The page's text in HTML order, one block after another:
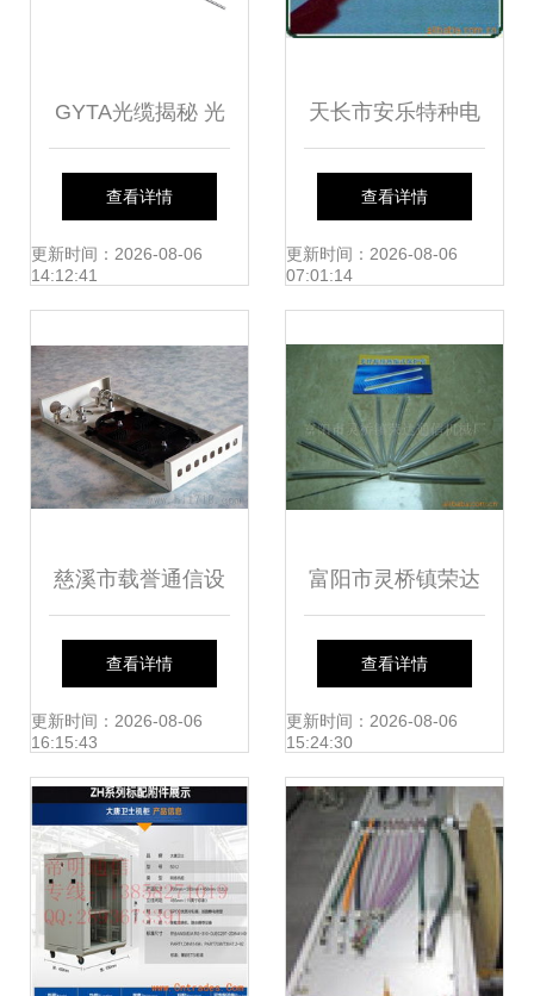
GYTA光缆揭秘 光
纤网络中的明星产
品
查看详情
更新时间：2026-08-06
14:12:41
天长市安乐特种电
缆仪表厂同轴电缆
与光缆产品列表
查看详情
更新时间：2026-08-06
07:01:14
慈溪市载誉通信设
备厂 24芯光缆终端
盒高清细节图解析
查看详情
更新时间：2026-08-06
16:15:43
富阳市灵桥镇荣达
通信机械厂 光纤跳
线产品列表及特性
解析
查看详情
更新时间：2026-08-06
15:24:30